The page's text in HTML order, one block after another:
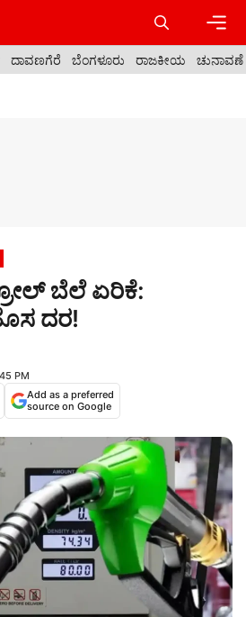
ದಾವಣಗೆರೆ ಬೆಂಗಳೂರು ರಾಜಕೀಯ ಚುನಾವಣೆ
ಬೆಲೆ ಏರಿಕೆ:
ದರ!
PM
Add as a preferred
source on Google